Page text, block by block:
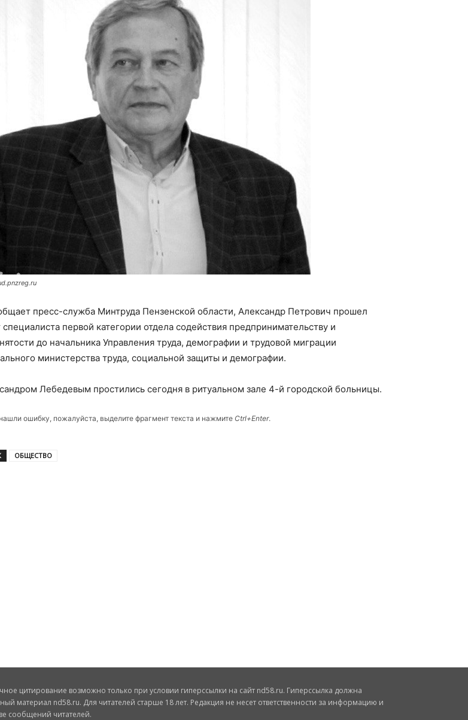
пресс-служба Минтруда Пензенской области, Александр Петрович прошел
специалиста первой категории отдела содействия предпринимательству и
до начальника Управления труда, демографии и трудовой миграции
министерства труда, социальной защиты и демографии.
Лебедевым простились сегодня в ритуальном зале 4-й городской больницы.
ошибку, пожалуйста, выделите фрагмент текста и нажмите Ctrl+Enter.
ОБЩЕСТВО
цитирование возможно только при условии гиперссылки на сайт nd58.ru. Гиперссылка должна
материал nd58.ru. Для читателей старше 18 лет. Редакция не несет ответственности за информацию и
сообщений читателей.